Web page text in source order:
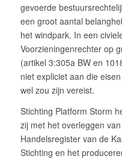
gevoerde
een groot aantal
het windpark. In een
Voorzieningenrechter op
(artikel 3:305a BW en
niet expliciet aan die
wel zou zijn vereist.
Stichting Platform Storm
zij met het overleggen
Handelsregister van de
Stichting en het